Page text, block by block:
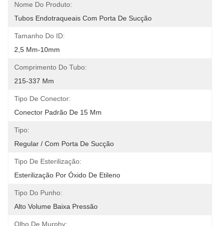
Nome Do Produto:
Tubos Endotraqueais Com Porta De Sucção
Tamanho Do ID:
2,5 Mm-10mm
Comprimento Do Tubo:
215-337 Mm
Tipo De Conector:
Conector Padrão De 15 Mm
Tipo:
Regular / Com Porta De Sucção
Tipo De Esterilização:
Esterilização Por Óxido De Etileno
Tipo Do Punho:
Alto Volume Baixa Pressão
Olho De Murphy: